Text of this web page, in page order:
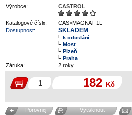
Výrobce: CASTROL
Katalogové číslo:
CAS>MAGNAT 1L
Dostupnost:
SKLADEM
k odeslání
Most
Plzeň
Praha
Záruka:
2 roky
182 Kč
Porovnej Vytisknout